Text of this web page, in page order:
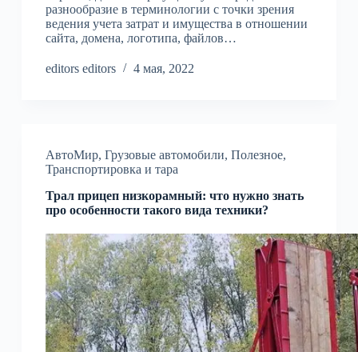
разнообразие в терминологии с точки зрения
ведения учета затрат и имущества в отношении
сайта, домена, логотипа, файлов…
editors editors 4 мая, 2022
АвтоМир, Грузовые автомобили, Полезное,
Транспортировка и тара
Трал прицеп низкорамный: что нужно знать
про особенности такого вида техники?